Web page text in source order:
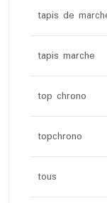
tapis de
tapis marche
top chrono
topchrono
tous